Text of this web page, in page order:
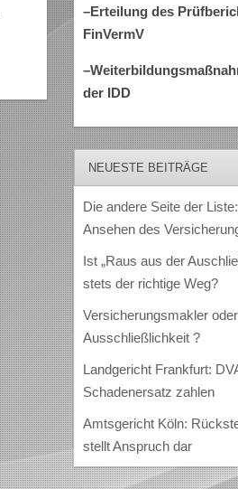
–Erteilung des
FinVermV
der IDD
NEUESTE BEITRÄGE
Die andere Seite der
Ansehen des
Ist „Raus aus der
stets der richtige Weg?
Versicherungsmakler oder
Ausschließlichkeit ?
Landgericht Frankfurt:
Schadenersatz zahlen
Amtsgericht Köln:
stellt Anspruch dar